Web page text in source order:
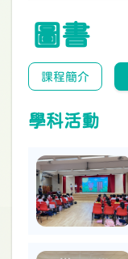
圖書
課程簡介
學科活動